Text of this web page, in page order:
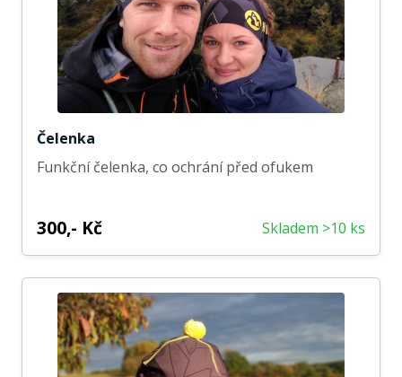
Čelenka
Funkční čelenka, co ochrání před ofukem
300,- Kč Skladem >10 ks